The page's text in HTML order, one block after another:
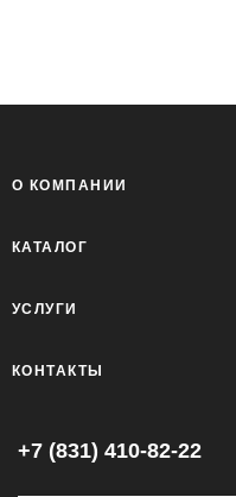
О КОМПАНИИ
КАТАЛОГ
УСЛУГИ
КОНТАКТЫ
+7 (831) 410-82-22